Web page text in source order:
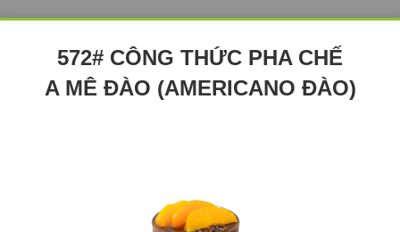
572# CÔNG THỨC PHA CHẾ
A MÊ ĐÀO (AMERICANO ĐÀO)